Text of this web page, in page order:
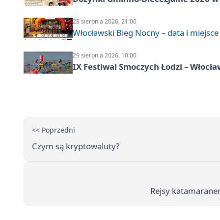
28 sierpnia 2026, 21:00
Włocławski Bieg Nocny – data i miejsce
29 sierpnia 2026, 10:00
IX Festiwal Smoczych Łodzi –
<< Poprzedni
Czym są kryptowaluty?
Rejsy